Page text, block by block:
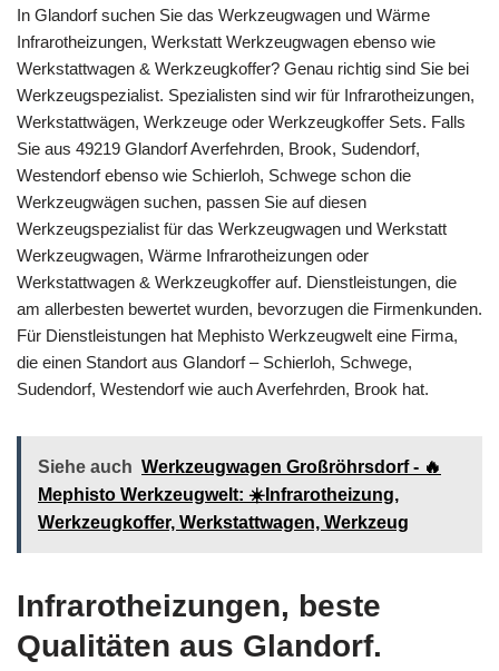
In Glandorf suchen Sie das Werkzeugwagen und Wärme
Infrarotheizungen, Werkstatt Werkzeugwagen ebenso wie
Werkstattwagen & Werkzeugkoffer? Genau richtig sind Sie bei
Werkzeugspezialist. Spezialisten sind wir für Infrarotheizungen,
Werkstattwägen, Werkzeuge oder Werkzeugkoffer Sets. Falls
Sie aus 49219 Glandorf Averfehrden, Brook, Sudendorf,
Westendorf ebenso wie Schierloh, Schwege schon die
Werkzeugwägen suchen, passen Sie auf diesen
Werkzeugspezialist für das Werkzeugwagen und Werkstatt
Werkzeugwagen, Wärme Infrarotheizungen oder
Werkstattwagen & Werkzeugkoffer auf. Dienstleistungen, die
am allerbesten bewertet wurden, bevorzugen die Firmenkunden.
Für Dienstleistungen hat Mephisto Werkzeugwelt eine Firma,
die einen Standort aus Glandorf – Schierloh, Schwege,
Sudendorf, Westendorf wie auch Averfehrden, Brook hat.
Siehe auch Werkzeugwagen Großröhrsdorf - 🔥
Mephisto Werkzeugwelt: ☀️Infrarotheizung,
Werkzeugkoffer, Werkstattwagen, Werkzeug
Infrarotheizungen, beste
Qualitäten aus Glandorf.